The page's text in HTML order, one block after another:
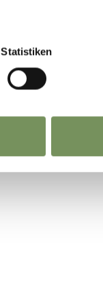
Statistiken